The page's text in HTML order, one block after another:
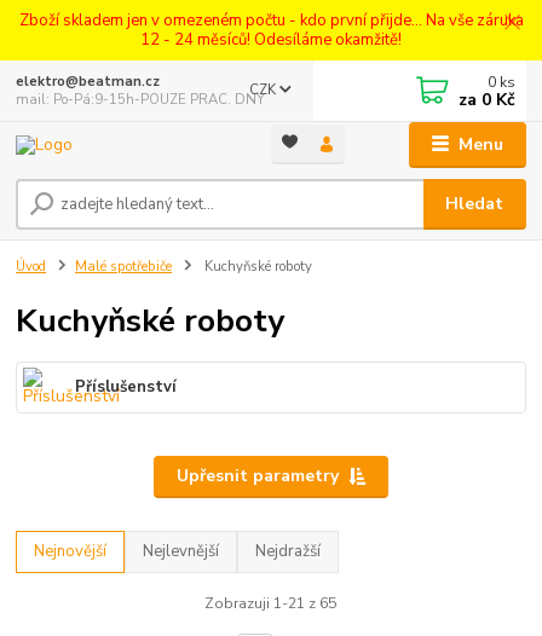
Zboží skladem jen v omezeném počtu - kdo první přijde... Na vše záruka
12 - 24 měsíců! Odesíláme okamžitě!
Menu
CZK
Hledat
elektro@beatman.cz
mail: Po-Pá:9-15h-POUZE PRAC. DNY
0 ks
za 0 Kč
Úvod Malé spotřebiče Kuchyňské roboty
Kuchyňské roboty
Příslušenství
Upřesnit parametry
Nejnovější Nejlevnější Nejdražší
Zobrazuji 1-21 z 65